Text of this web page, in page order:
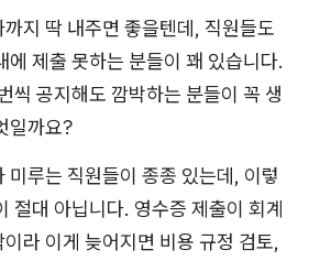
지 딱 내주면 좋을텐데, 직원들도
에 제출 못하는 분들이 꽤 있습니다.
씩 공지해도 깜박하는 분들이 꼭 생
일까요?
미루는 직원들이 종종 있는데, 이렇
절대 아닙니다. 영수증 제출이 회계
라 이게 늦어지면 비용 규정 검토,